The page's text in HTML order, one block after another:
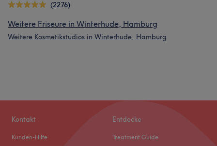
(2276)
Weitere Friseure in Winterhude, Hamburg
Weitere Kosmetikstudios in Winterhude, Hamburg
Kontakt
Kunden-Hilfe
Entdecke
Treatment Guide